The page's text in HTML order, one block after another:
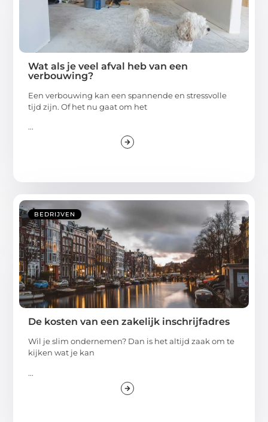
Wat als je veel afval heb van een
verbouwing?
Een verbouwing kan een spannende en stressvolle
tijd zijn. Of het nu gaat om het
...
BEDRIJVEN
De kosten van een zakelijk inschrijfadres
Wil je slim ondernemen? Dan is het altijd zaak om te
kijken wat je kan
...